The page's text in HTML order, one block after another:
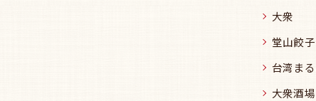
大衆
堂山餃
台湾ま
大衆酒